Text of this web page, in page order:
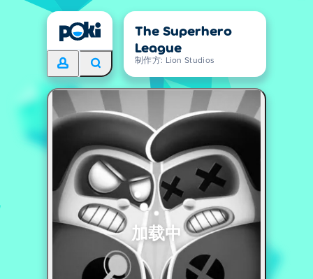
The Superhero
League
制作方: Lion Studios
加载中